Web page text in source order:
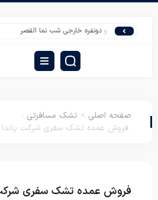
قیمت پتو دونفره خارجی شب نما القصر مرکز
صفحه اصلی > تشک مسافرتی :
فروش عمده تشک سفری شرکت پاندا
فروش عمده تشک سفری